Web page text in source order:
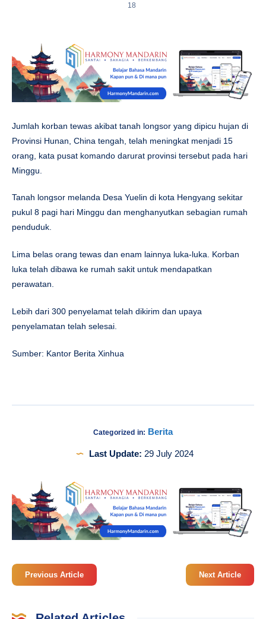
18
Jumlah korban tewas akibat tanah longsor yang dipicu hujan di
Provinsi Hunan, China tengah, telah meningkat menjadi 15
orang, kata pusat komando darurat provinsi tersebut pada hari
Minggu.
Tanah longsor melanda Desa Yuelin di kota Hengyang sekitar
pukul 8 pagi hari Minggu dan menghanyutkan sebagian rumah
penduduk.
Lima belas orang tewas dan enam lainnya luka-luka. Korban
luka telah dibawa ke rumah sakit untuk mendapatkan
perawatan.
Lebih dari 300 penyelamat telah dikirim dan upaya
penyelamatan telah selesai.
Sumber: Kantor Berita Xinhua
Categorized in: Berita
Last Update: 29 July 2024
Previous Article Next Article